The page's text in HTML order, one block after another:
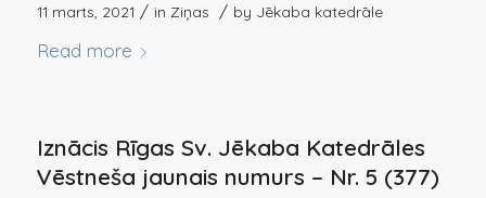
11 marts, 2021 / in Ziņas / by Jēkaba katedrāle
Read more
Iznācis Rīgas Sv. Jēkaba Katedrāles
Vēstneša jaunais numurs – Nr. 5 (377)